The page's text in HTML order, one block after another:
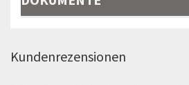
Kundenrezensionen